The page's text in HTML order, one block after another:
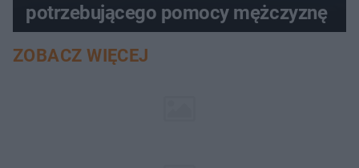
potrzebującego pomocy mężczyznę
ZOBACZ WIĘCEJ